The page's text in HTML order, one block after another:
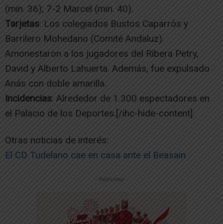
(min. 36); 7-2 Marcel (min. 40).
Tarjetas: Los colegiados Bustos Caparrós y
Barrilero Mohedano (Comité Andaluz).
Amonestaron a los jugadores del Ribera Petry,
David y Alberto Lahuerta. Además, fue expulsado
Anás con doble amarilla.
Incidencias: Alrededor de 1.300 espectadores en
el Palacio de los Deportes.[/ihc-hide-content]
Otras noticias de interés:
El CD Tudelano cae en casa ante el Beasain
-- Publicidad --